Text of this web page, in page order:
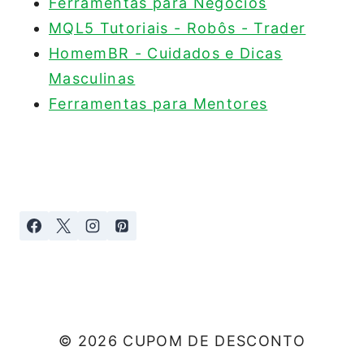
MQL5 Tutoriais - Robôs - Trader
HomemBR - Cuidados e Dicas
Masculinas
Ferramentas para Mentores
© 2026 CUPOM DE DESCONTO